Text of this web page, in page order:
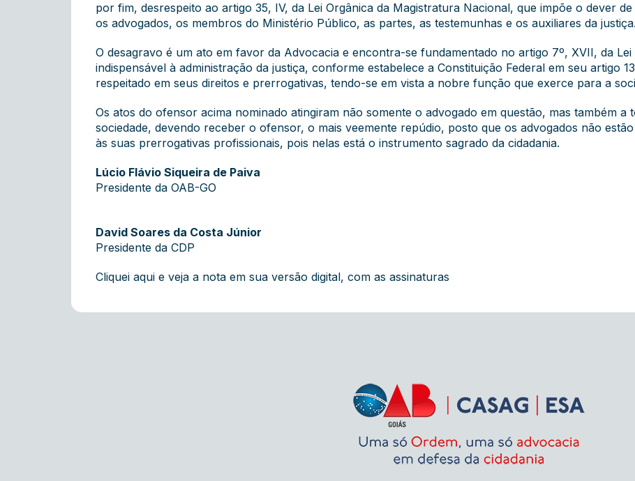
por fim, desrespeito ao artigo 35, IV, da Lei Orgânica da Magistratura Nacional, que impõe o dever
os advogados, os membros do Ministério Público, as partes, as testemunhas e os auxiliares da justiça.
O desagravo é um ato em favor da Advocacia e encontra-se fundamentado no artigo 7º, XVII, da
indispensável à administração da justiça, conforme estabelece a Constituição Federal em seu artigo
respeitado em seus direitos e prerrogativas, tendo-se em vista a nobre função que exerce para a
Os atos do ofensor acima nominado atingiram não somente o advogado em questão, mas também a
sociedade, devendo receber o ofensor, o mais veemente repúdio, posto que os advogados não
às suas prerrogativas profissionais, pois nelas está o instrumento sagrado da cidadania.
Lúcio Flávio Siqueira de Paiva
Presidente da OAB-GO
David Soares da Costa Júnior
Presidente da CDP
Cliquei aqui e veja a nota em sua versão digital, com as assinaturas